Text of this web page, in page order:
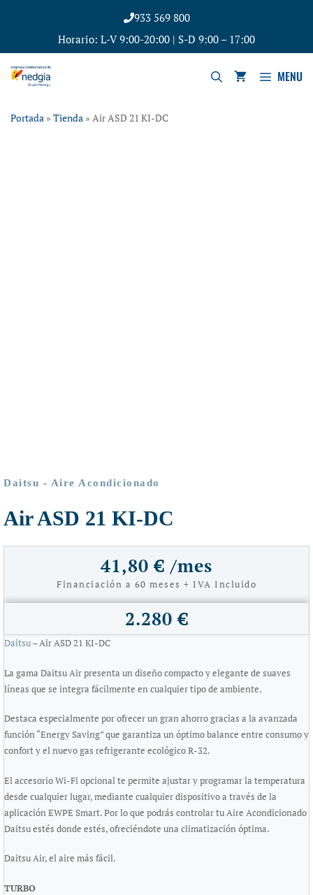
933 569 800
Horario: L-V 9:00-20:00 | S-D 9:00 – 17:00
MENU
Portada » Tienda » Air ASD 21 KI-DC
Daitsu - Aire Acondicionado
Air ASD 21 KI-DC
41,80 € /mes
Financiación a 60 meses + IVA Incluido
2.280 €
Daitsu– Air ASD 21 KI-DC
La gama Daitsu Air presenta un diseño compacto y elegante de suaves
líneas que se integra fácilmente en cualquier tipo de ambiente.
Destaca especialmente por ofrecer un gran ahorro gracias a la avanzada
función “Energy Saving” que garantiza un óptimo balance entre consumo y
confort y el nuevo gas refrigerante ecológico R-32.
El accesorio Wi-Fi opcional te permite ajustar y programar la temperatura
desde cualquier lugar, mediante cualquier dispositivo a través de la
aplicación EWPE Smart. Por lo que podrás controlar tu Aire Acondicionado
Daitsu estés donde estés, ofreciéndote una climatización óptima.
Daitsu Air, el aire más fácil.
TURBO